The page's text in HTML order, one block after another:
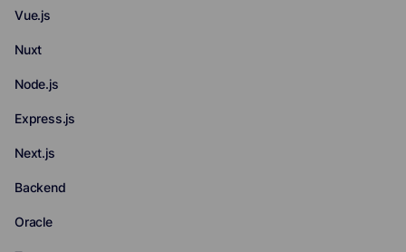
Vue.js
Nuxt
Node.js
Express.js
Next.js
Backend
Oracle